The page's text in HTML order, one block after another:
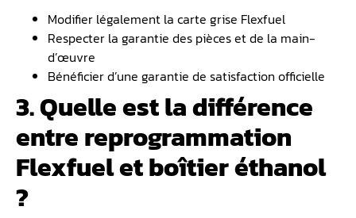
Modifier légalement la carte grise Flexfuel
Respecter la garantie des pièces et de la main-
d’œuvre
Bénéficier d’une garantie de satisfaction officielle
3. Quelle est la différence
entre reprogrammation
Flexfuel et boîtier éthanol
?